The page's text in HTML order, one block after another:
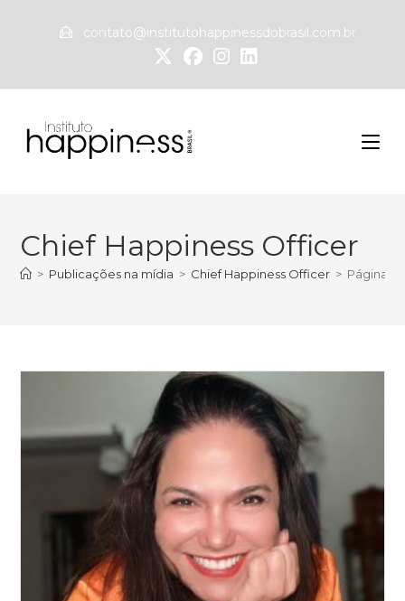
contato@institutohappinessdobrasil.com.br
Chief Happiness Officer
> Publicações na mídia > Chief Happiness Officer > Página 23